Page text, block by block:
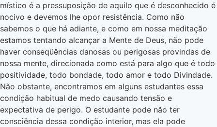
místico é a pressuposição de aquilo que é desconhecido é
nocivo e devemos lhe opor resistência. Como não
sabemos o que há adiante, e como em nossa meditação
estamos tentando alcançar a Mente de Deus, não pode
haver conseqüências danosas ou perigosas provindas de
nossa mente, direcionada como está para algo que é todo
positividade, todo bondade, todo amor e todo Divindade.
Não obstante, encontramos em alguns estudantes essa
condição habitual de medo causando tensão e
expectativa de perigo. O estudante pode não ter
consciência dessa condição interior, mas ela pode